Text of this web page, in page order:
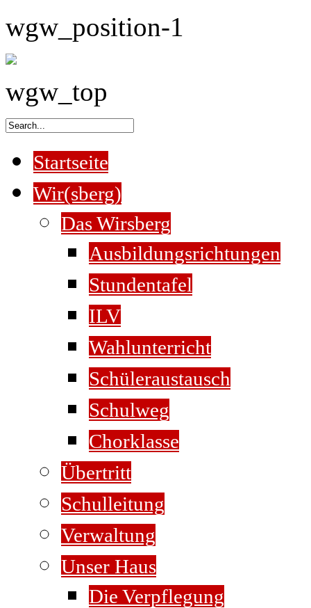
wgw_position-1
wgw_top
Startseite
Wir(sberg)
Das Wirsberg
Ausbildungsrichtungen
Stundentafel
ILV
Wahlunterricht
Schüleraustausch
Schulweg
Chorklasse
Übertritt
Schulleitung
Verwaltung
Unser Haus
Die Verpflegung